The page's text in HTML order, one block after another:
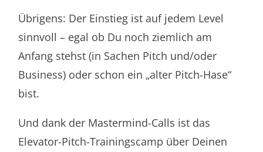
Übrigens: Der Einstieg ist auf jedem Level
sinnvoll – egal ob Du noch ziemlich am
Anfang stehst (in Sachen Pitch und/oder
Business) oder schon ein „alter Pitch-Hase“
bist.
Und dank der Mastermind-Calls ist das
Elevator-Pitch-Trainingscamp über Deinen